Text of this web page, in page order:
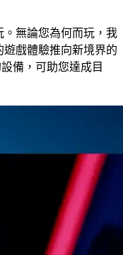
無論您為何而玩，我
戲體驗推向新境界的
備，可助您達成目